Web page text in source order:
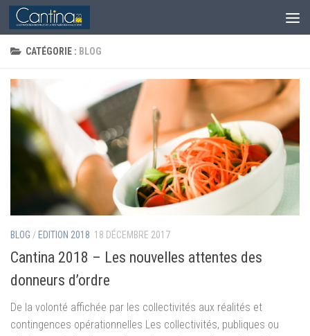
Skip to content
CATÉGORIE : BLOG
BLOG / EDITION 2018 18 DÉCEMBRE 2017
Cantina 2018 – Les nouvelles attentes des
donneurs d’ordre
De la volonté affichée par les collectivités aux réalités et
contingences opérationnelles Les collectivités, publiques ou